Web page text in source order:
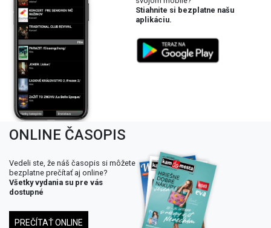
Stiahnite si bezplatne našu
aplikáciu.
ONLINE ČASOPIS
Vedeli ste, že náš časopis si môžete
bezplatne prečítať aj online?
Všetky vydania su pre vás
dostupné
PREČÍTAŤ ONLINE